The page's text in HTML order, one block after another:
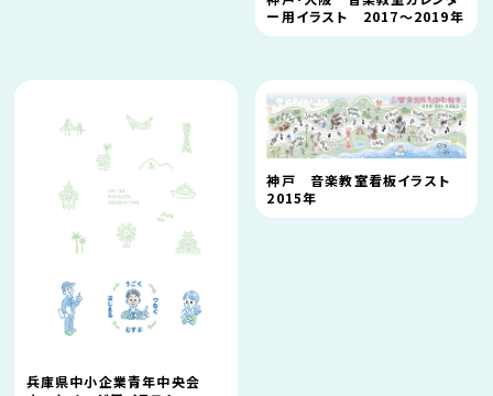
ー用イラスト 2017〜2019年
兵庫県中小企業青年中央会
神戸 音楽教室看板イラスト
2015年